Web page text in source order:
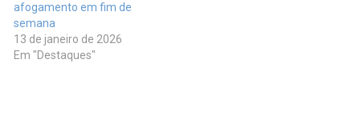
afogamento em fim de
semana
13 de janeiro de 2026
Em "Destaques"